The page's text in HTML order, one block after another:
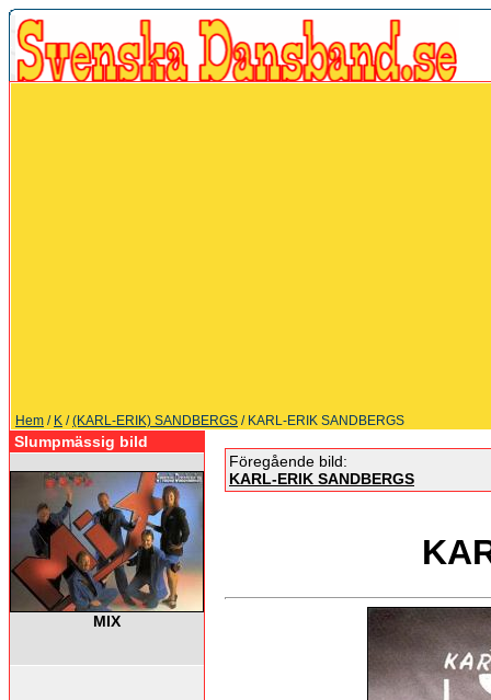
Hem / K /(KARL-ERIK) SANDBERGS / KARL-ERIK SANDBERGS
Slumpmässig bild
MIX
Föregående bild:
KARL-ERIK SANDBERGS